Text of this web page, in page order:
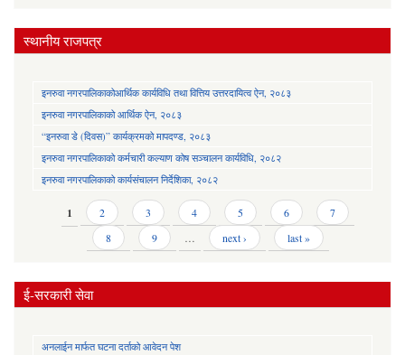
स्थानीय राजपत्र
इनरुवा नगरपालिकाकोआर्थिक कार्यविधि तथा वित्तिय उत्तरदायित्व ऐन, २०८३
इनरुवा नगरपालिकाको आर्थिक ऐन, २०८३
“इनरुवा डे (दिवस)” कार्यक्रमको मापदण्ड, २०८३
इनरुवा नगरपालिकाको कर्मचारी कल्याण कोष सञ्चालन कार्यविधि, २०८२
इनरुवा नगरपालिकाको कार्यसंचालन निर्देशिका, २०८२
Pages1 2 3 4 5 6
7
8
9 … next › last »
ई-सरकारी सेवा
अनलाईन मार्फत घटना दर्ताको आवेदन पेश